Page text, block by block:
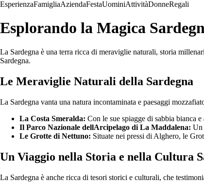
EsperienzaFamigliaAziendaFestaUominiAttivitàDonneRegali
Esplorando la Magica
La Sardegna è una terra ricca di meraviglie naturali, storia
Sardegna.
Le Meraviglie Naturali della Sardegna
La Sardegna vanta una natura incontaminata e paesaggi
La Costa Smeralda: Con le sue spiagge di sabbia bianca
Il Parco Nazionale dellArcipelago di La Maddalena: Un
Le Grotte di Nettuno: Situate nei pressi di Alghero, le
Un Viaggio nella Storia e nella Cultura
La Sardegna è anche ricca di tesori storici e culturali, che